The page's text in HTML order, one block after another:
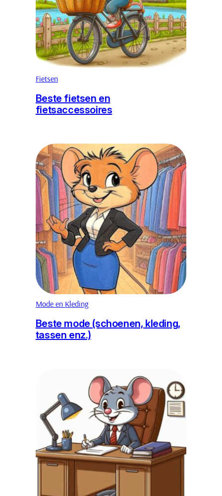
Fietsen
Beste fietsen en
fietsaccessoires
Mode en Kleding
Beste mode (schoenen, kleding,
tassen enz.)